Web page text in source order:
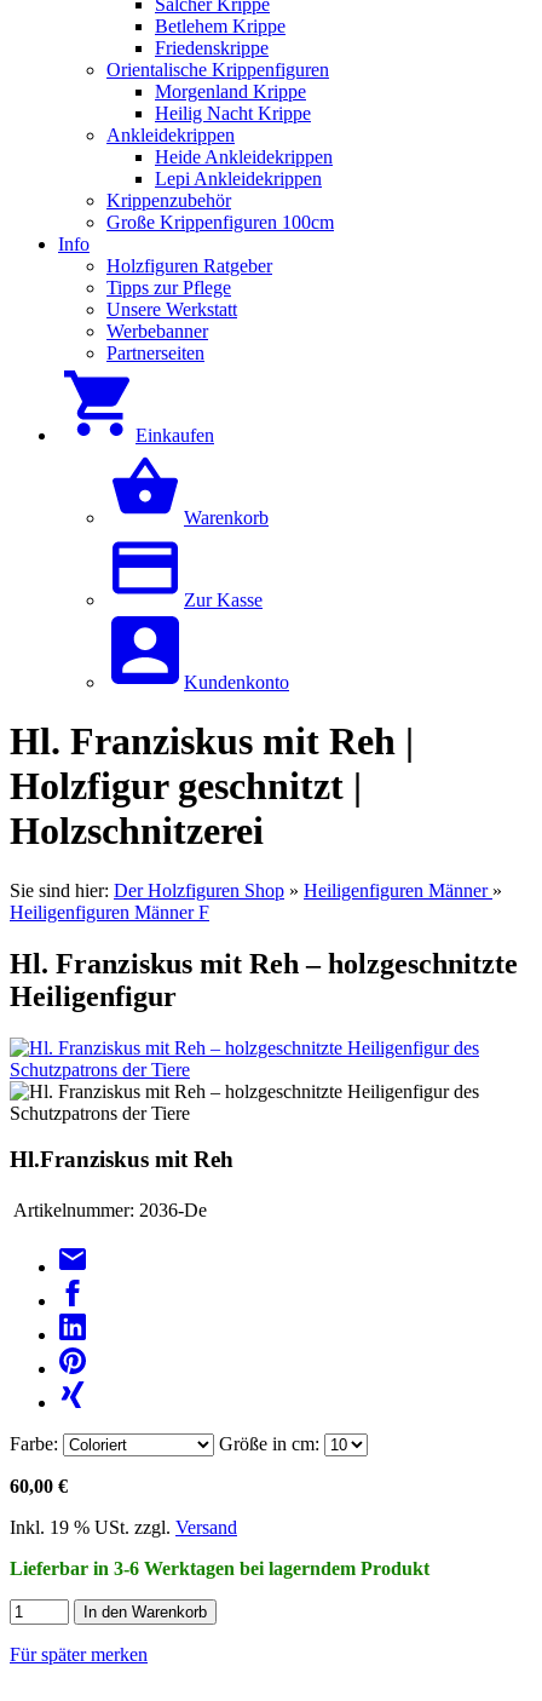
Salcher Krippe
Betlehem Krippe
Friedenskrippe
Orientalische Krippenfiguren
Morgenland Krippe
Heilig Nacht Krippe
Ankleidekrippen
Heide Ankleidekrippen
Lepi Ankleidekrippen
Krippenzubehör
Große Krippenfiguren 100cm
Info
Holzfiguren Ratgeber
Tipps zur Pflege
Unsere Werkstatt
Werbebanner
Partnerseiten
Einkaufen
Warenkorb
Zur Kasse
Kundenkonto
Hl. Franziskus mit Reh |
Holzfigur geschnitzt |
Holzschnitzerei
Sie sind hier: Der Holzfiguren Shop » Heiligenfiguren Männer »
Heiligenfiguren Männer F
Hl. Franziskus mit Reh – holzgeschnitzte
Heiligenfigur
Hl.Franziskus mit Reh
Artikelnummer: 2036-De
Farbe: Größe in cm:
60,00 €
Inkl. 19 % USt. zzgl. Versand
Lieferbar in 3-6 Werktagen bei lagerndem Produkt
In den Warenkorb
Für später merken